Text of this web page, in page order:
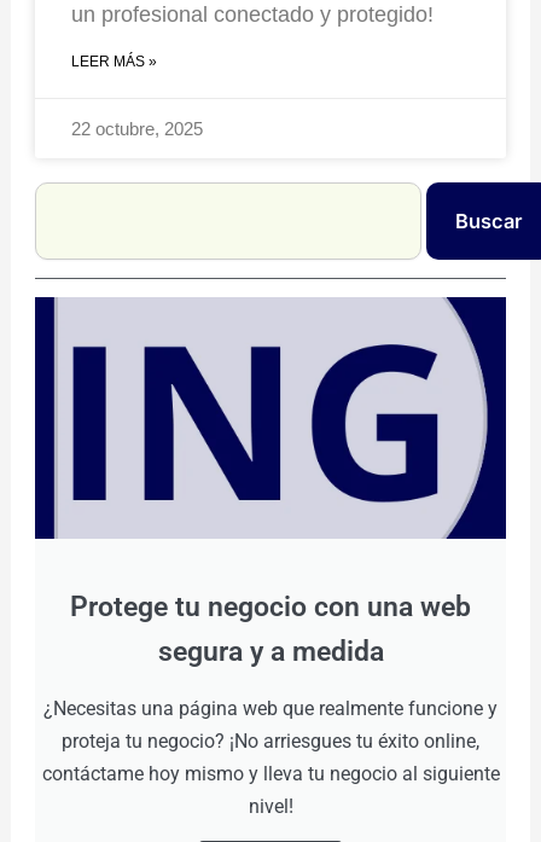
un profesional conectado y protegido!
LEER MÁS »
22 octubre, 2025
Search
Buscar
Protege tu negocio con una web
segura y a medida
¿Necesitas una página web que realmente funcione y
proteja tu negocio? ¡No arriesgues tu éxito online,
contáctame hoy mismo y lleva tu negocio al siguiente
nivel!